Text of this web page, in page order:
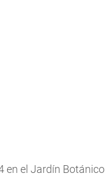
en el Jardín Botánico